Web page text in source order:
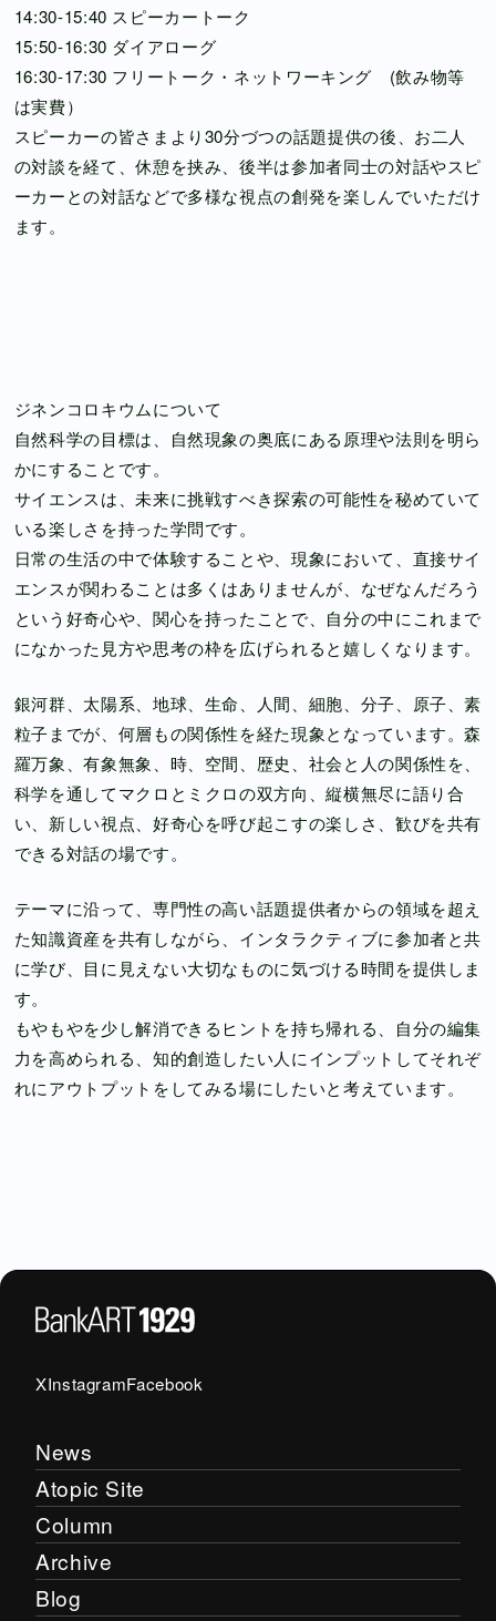
14:30-15:40 スピーカートーク
15:50-16:30 ダイアローグ
16:30-17:30 フリートーク・ネットワーキング (飲み物等
は実費）
スピーカーの皆さまより30分づつの話題提供の後、お二人
の対談を経て、休憩を挟み、後半は参加者同士の対話やスピ
ーカーとの対話などで多様な視点の創発を楽しんでいただけ
ます。
ジネンコロキウムについて
自然科学の目標は、自然現象の奥底にある原理や法則を明ら
かにすることです。
サイエンスは、未来に挑戦すべき探索の可能性を秘めていて
いる楽しさを持った学問です。
日常の生活の中で体験することや、現象において、直接サイ
エンスが関わることは多くはありませんが、なぜなんだろう
という好奇心や、関心を持ったことで、自分の中にこれまで
になかった見方や思考の枠を広げられると嬉しくなります。
銀河群、太陽系、地球、生命、人間、細胞、分子、原子、素
粒子までが、何層もの関係性を経た現象となっています。森
羅万象、有象無象、時、空間、歴史、社会と人の関係性を、
科学を通してマクロとミクロの双方向、縦横無尽に語り合
い、新しい視点、好奇心を呼び起こすの楽しさ、歓びを共有
できる対話の場です。
テーマに沿って、専門性の高い話題提供者からの領域を超え
た知識資産を共有しながら、インタラクティブに参加者と共
に学び、目に見えない大切なものに気づける時間を提供しま
す。
もやもやを少し解消できるヒントを持ち帰れる、自分の編集
力を高められる、知的創造したい人にインプットしてそれぞ
れにアウトプットをしてみる場にしたいと考えています。
XInstagramFacebook
News
Atopic Site
Column
Archive
Blog